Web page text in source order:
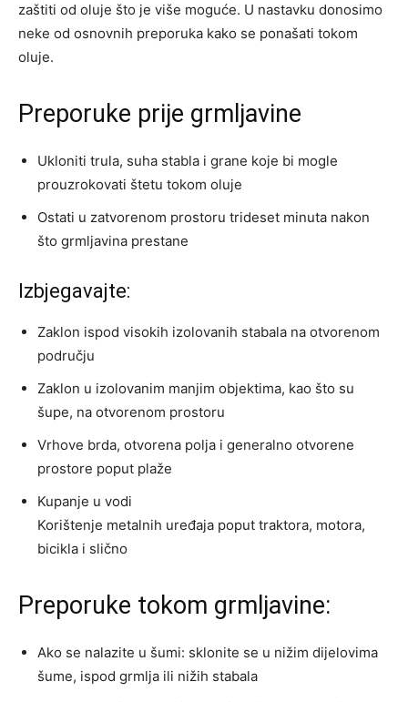
zaštiti od oluje što je više moguće. U nastavku donosimo
neke od osnovnih preporuka kako se ponašati tokom
oluje.
Preporuke prije grmljavine
Ukloniti trula, suha stabla i grane koje bi mogle
prouzrokovati štetu tokom oluje
Ostati u zatvorenom prostoru trideset minuta nakon
što grmljavina prestane
Izbjegavajte:
Zaklon ispod visokih izolovanih stabala na otvorenom
području
Zaklon u izolovanim manjim objektima, kao što su
šupe, na otvorenom prostoru
Vrhove brda, otvorena polja i generalno otvorene
prostore poput plaže
Kupanje u vodi
Korištenje metalnih uređaja poput traktora, motora,
bicikla i slično
Preporuke tokom grmljavine:
Ako se nalazite u šumi: sklonite se u nižim dijelovima
šume, ispod grmlja ili nižih stabala